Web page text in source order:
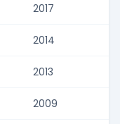
2017
2014
2013
2009